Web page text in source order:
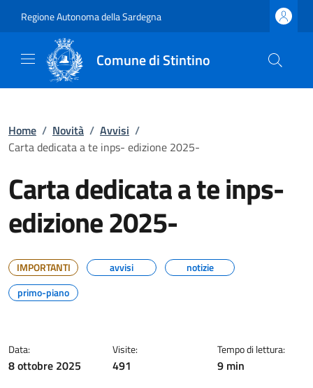
Regione Autonoma della Sardegna
Comune di Stintino
Home / Novità / Avvisi /
Carta dedicata a te inps- edizione 2025-
Carta dedicata a te inps-
edizione 2025-
IMPORTANTI avvisi
notizie
primo-piano
Data:
8 ottobre 2025
Visite:
491
Tempo di lettura:
9 min